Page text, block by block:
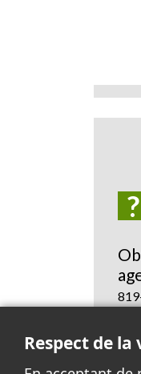
?
Respect de la